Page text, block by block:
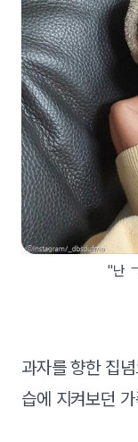
"난
과자를 향한 집
습에 지켜보던